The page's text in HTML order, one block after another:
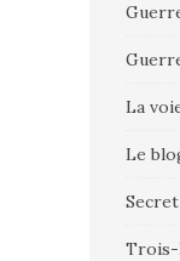
La
Le
Trois-